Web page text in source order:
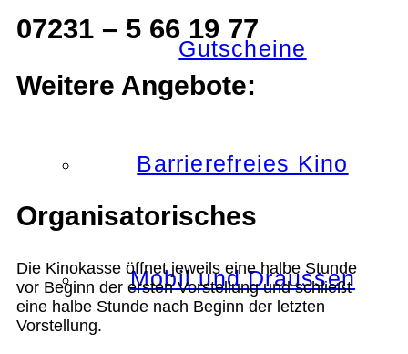
Gutscheine
Barrierefreies Kino
Mobil und Draussen
07231 – 5 66 19 77
Weitere Angebote:
Organisatorisches
Die Kinokasse öffnet jeweils eine halbe Stunde
vor Beginn der ersten Vorstellung und schließt
eine halbe Stunde nach Beginn der letzten
Vorstellung.